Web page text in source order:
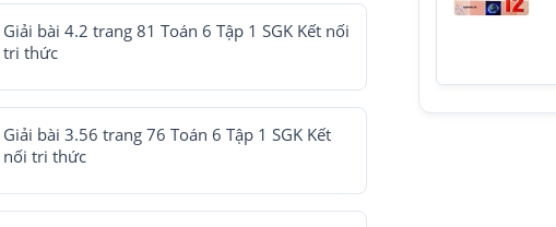
Giải bài 4.2 trang 81 Toán 6 Tập 1 SGK Kết nối
tri thức
Giải bài 3.56 trang 76 Toán 6 Tập 1 SGK Kết
nối tri thức